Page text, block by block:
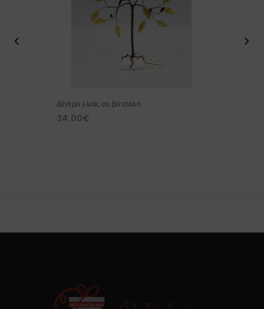
Δέντρο ελιάς σε βότσαλο
34.00€